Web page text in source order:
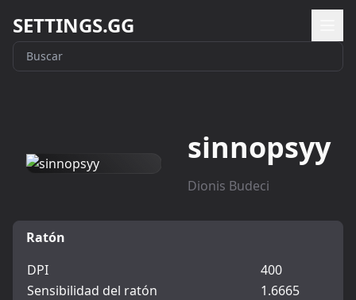
SETTINGS.GG
sinnopsyy
Dionis Budeci
Ratón
DPI
400
Sensibilidad del ratón
1.6665